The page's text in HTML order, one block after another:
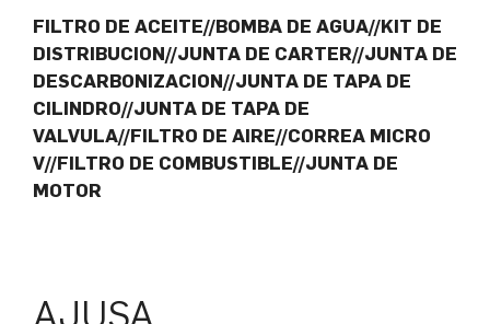
FILTRO DE ACEITE//BOMBA DE AGUA//KIT DE
DISTRIBUCION//JUNTA DE CARTER//JUNTA DE
DESCARBONIZACION//JUNTA DE TAPA DE
CILINDRO//JUNTA DE TAPA DE
VALVULA//FILTRO DE AIRE//CORREA MICRO
V//FILTRO DE COMBUSTIBLE//JUNTA DE
MOTOR